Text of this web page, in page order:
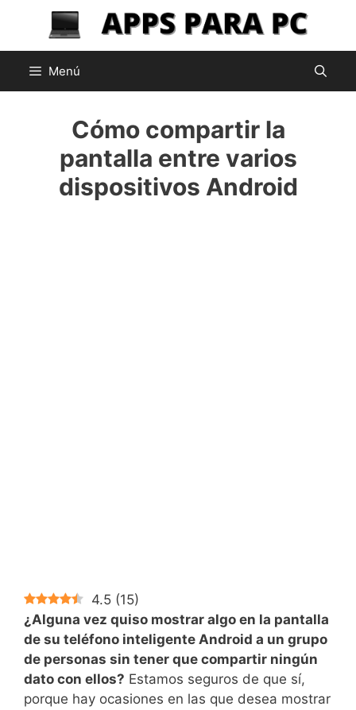
contenido
Menú
Cómo compartir la
pantalla entre varios
dispositivos Android
4.5 (15)
¿Alguna vez quiso mostrar algo en la pantalla
de su teléfono inteligente Android a un grupo
de personas sin tener que compartir ningún
dato con ellos? Estamos seguros de que sí,
porque hay ocasiones en las que desea mostrar